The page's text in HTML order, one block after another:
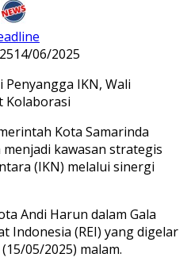
14/06/2025
Kota Samarinda
kawasan strategis
(IKN) melalui sinergi
Andi Harun dalam Gala
Indonesia (REI) yang digelar
05/2025) malam.